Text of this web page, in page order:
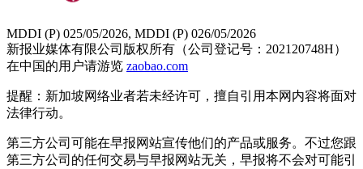
MDDI (P) 025/05/2026, MDDI (P) 026/05/2026
新报业媒体有限公司版权所有（公司登记号：202120748H）
在中国的用户请游览 zaobao.com
提醒：新加坡网络业者若未经许可，擅自引用本网内容将面对
法律行动。
第三方公司可能在早报网站宣传他们的产品或服务。不过您跟
第三方公司的任何交易与早报网站无关，早报将不会对可能引